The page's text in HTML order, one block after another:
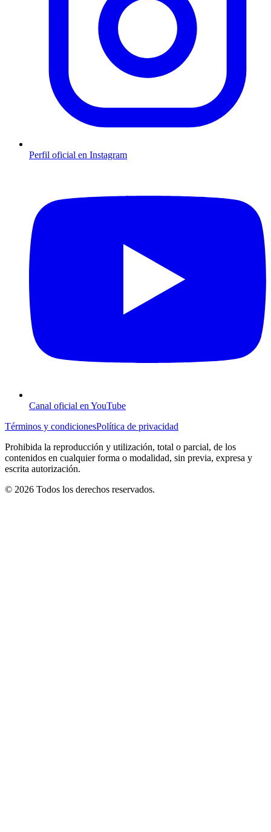
Perfil oficial en Instagram
Canal oficial en YouTube
Términos y condicionesPolítica de privacidad
Prohibida la reproducción y utilización, total o parcial, de los
contenidos en cualquier forma o modalidad, sin previa, expresa y
escrita autorización.
© 2026 Todos los derechos reservados.